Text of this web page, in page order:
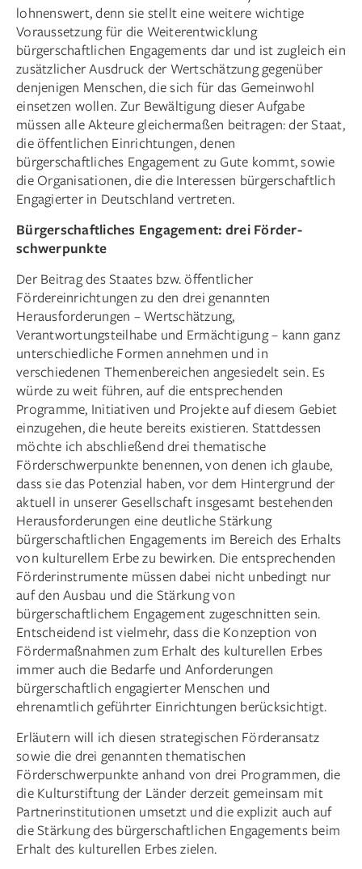
lohnenswert, denn sie stellt eine weitere wichtige
Voraussetzung für die Weiterentwicklung
bürgerschaftlichen Engagements dar und ist zugleich ein
zusätzlicher Ausdruck der Wertschätzung gegenüber
denjenigen Menschen, die sich für das Gemeinwohl
einsetzen wollen. Zur Bewältigung dieser Aufgabe
müssen alle Akteure gleichermaßen beitragen: der Staat,
die öffentlichen Einrichtungen, denen
bürgerschaftliches Engagement zu Gute kommt, sowie
die Organisationen, die die Interessen bürgerschaftlich
Engagierter in Deutschland vertreten.
Bürgerschaftliches Engagement: drei Förder­
schwerpunkte
Der Beitrag des Staates bzw. öffentlicher
Fördereinrichtungen zu den drei genannten
Herausforderungen – Wertschätzung,
Verantwortungsteilhabe und Ermächtigung – kann ganz
unterschiedliche Formen annehmen und in
verschiedenen Themenbereichen angesiedelt sein. Es
würde zu weit führen, auf die entsprechenden
Programme, Initiativen und Projekte auf diesem Gebiet
einzugehen, die heute bereits existieren. Stattdessen
möchte ich abschließend drei thematische
Förderschwerpunkte benennen, von denen ich glaube,
dass sie das Potenzial haben, vor dem Hintergrund der
aktuell in unserer Gesellschaft insgesamt bestehenden
Herausforderungen eine deutliche Stärkung
bürgerschaftlichen Engagements im Bereich des Erhalts
von kulturellem Erbe zu bewirken. Die entsprechenden
Förderinstrumente müssen dabei nicht unbedingt nur
auf den Ausbau und die Stärkung von
bürgerschaftlichem Engagement zugeschnitten sein.
Entscheidend ist vielmehr, dass die Konzeption von
Fördermaßnahmen zum Erhalt des kulturellen Erbes
immer auch die Bedarfe und Anforderungen
bürgerschaftlich engagierter Menschen und
ehrenamtlich geführter Einrichtungen berücksichtigt.
Erläutern will ich diesen strategischen Förderansatz
sowie die drei genannten thematischen
Förderschwerpunkte anhand von drei Programmen, die
die Kulturstiftung der Länder derzeit gemeinsam mit
Partnerinstitutionen umsetzt und die explizit auch auf
die Stärkung des bürgerschaftlichen Engagements beim
Erhalt des kulturellen Erbes zielen.